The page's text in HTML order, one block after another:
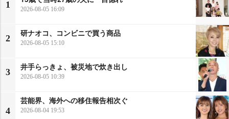
1 2026-08-05 16:09
2
研ナオコ、コンビニで買う商品
2026-08-05 15:10
3
井手らっきょ、被災地で炊き出し
2026-08-05 10:39
4
芸能界、海外への移住報告相次ぐ
2026-08-04 19:53